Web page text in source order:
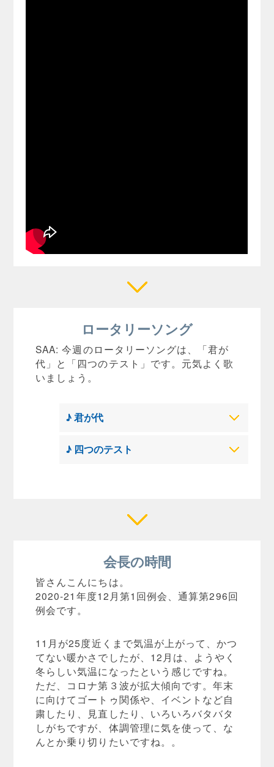
ロータリーソング
SAA: 今週のロータリーソングは、「君が
代」と「四つのテスト」です。元気よく歌
いましょう。
♪ 君が代
♪ 四つのテスト
会長の時間
皆さんこんにちは。
2020-21年度12月第1回例会、通算第296回
例会です。
11月が25度近くまで気温が上がって、かつ
てない暖かさでしたが、12月は、ようやく
冬らしい気温になったという感じですね。
ただ、コロナ第３波が拡大傾向です。年末
に向けてゴートゥ関係や、イベントなど自
粛したり、見直したり、いろいろバタバタ
しがちですが、体調管理に気を使って、な
んとか乗り切りたいですね。。